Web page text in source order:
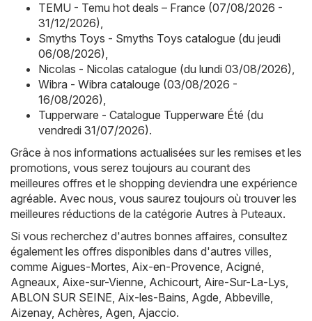
TEMU - Temu hot deals – France (07/08/2026 -
31/12/2026),
Smyths Toys - Smyths Toys catalogue (du jeudi
06/08/2026),
Nicolas - Nicolas catalogue (du lundi 03/08/2026),
Wibra - Wibra catalouge (03/08/2026 -
16/08/2026),
Tupperware - Catalogue Tupperware Été (du
vendredi 31/07/2026).
Grâce à nos informations actualisées sur les remises et les
promotions, vous serez toujours au courant des
meilleures offres et le shopping deviendra une expérience
agréable. Avec nous, vous saurez toujours où trouver les
meilleures réductions de la catégorie Autres à Puteaux.
Si vous recherchez d'autres bonnes affaires, consultez
également les offres disponibles dans d'autres villes,
comme Aigues-Mortes, Aix-en-Provence, Acigné,
Agneaux, Aixe-sur-Vienne, Achicourt, Aire-Sur-La-Lys,
ABLON SUR SEINE, Aix-les-Bains, Agde, Abbeville,
Aizenay, Achères, Agen, Ajaccio.